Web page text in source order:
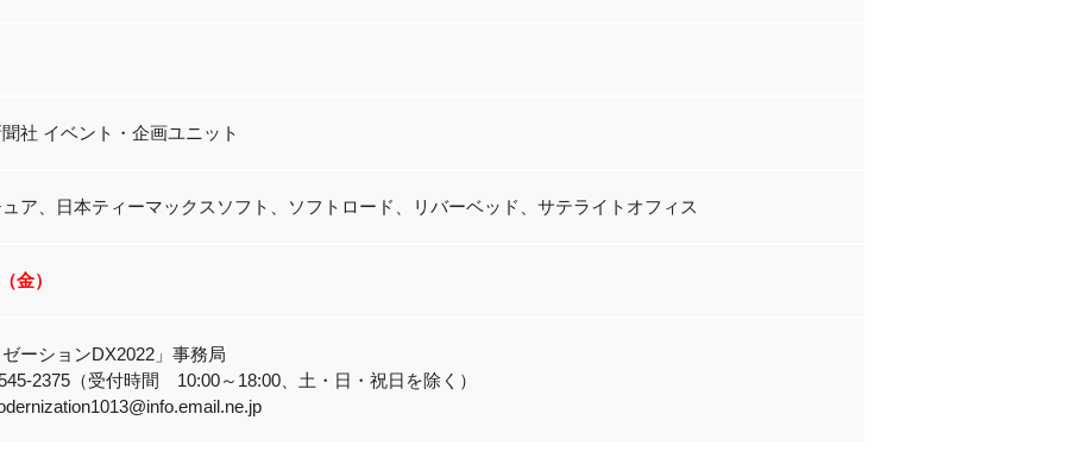
社 イベント・企画ユニット
ア、日本ティーマックスソフト、ソフトロード、リバーベッド、サテライトオフィス
金）
ゼーションDX2022」事務局
2375（受付時間 10:00～18:00、土・日・祝日を除く）